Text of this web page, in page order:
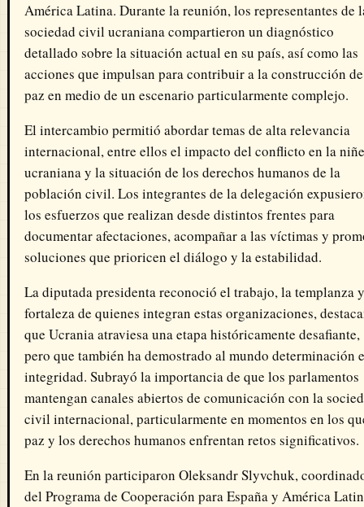
América Latina. Durante la reunión, los representantes de
sociedad civil ucraniana compartieron un diagnóstico
detallado sobre la situación actual en su país, así como las
acciones que impulsan para contribuir a la construcción
paz en medio de un escenario particularmente complejo.
El intercambio permitió abordar temas de alta relevancia
internacional, entre ellos el impacto del conflicto en la
ucraniana y la situación de los derechos humanos de la
población civil. Los integrantes de la delegación
los esfuerzos que realizan desde distintos frentes para
documentar afectaciones, acompañar a las víctimas y
soluciones que prioricen el diálogo y la estabilidad.
La diputada presidenta reconoció el trabajo, la templanza
fortaleza de quienes integran estas organizaciones,
que Ucrania atraviesa una etapa históricamente desafiante,
pero que también ha demostrado al mundo determinación e
integridad. Subrayó la importancia de que los parlamentos
mantengan canales abiertos de comunicación con la
civil internacional, particularmente en momentos en los
paz y los derechos humanos enfrentan retos significativos.
En la reunión participaron Oleksandr Slyvchuk,
del Programa de Cooperación para España y América